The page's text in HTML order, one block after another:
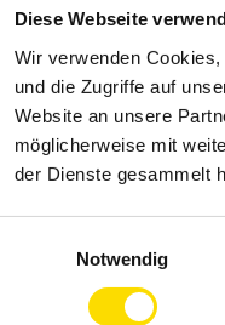
Diese Webseite
Wir verwenden
und die Zugriffe auf
Website an unsere
möglicherweise mit
der Dienste gesammelt
Notwendig
am
Mit dem
tolle, warme
neugierigen
Wintergarten
„Wohlfühl-
in
Ihrem
Wintergarten“
weiterlesen